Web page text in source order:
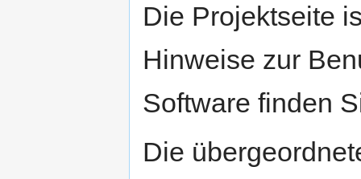
Die Projektseite
Hinweise zur
Software finden
Die